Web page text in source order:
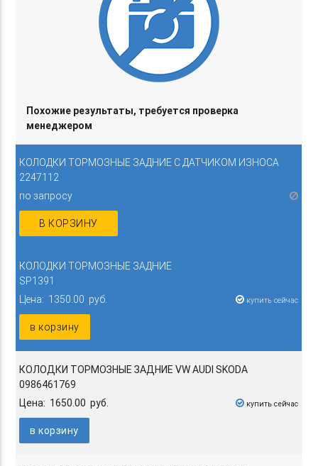
КОЛОДКИ ТОРМОЗНЫЕ ЗАДНИЕ С ДАТЧИКОМ ИЗНОСА
2247112
по запросу
В КОРЗИНУ
Похожие результаты, требуется проверка
менеджером
КОЛОДКИ ТОРМОЗНЫЕ ЗАДНИЕ
SP1391
Цена: 1350.00 руб.
купить сейчас
в корзину
КОЛОДКИ ТОРМОЗНЫЕ ЗАДНИЕ VW AUDI SKODA
0986461769
Цена: 1650.00 руб.
купить сейчас
в корзину